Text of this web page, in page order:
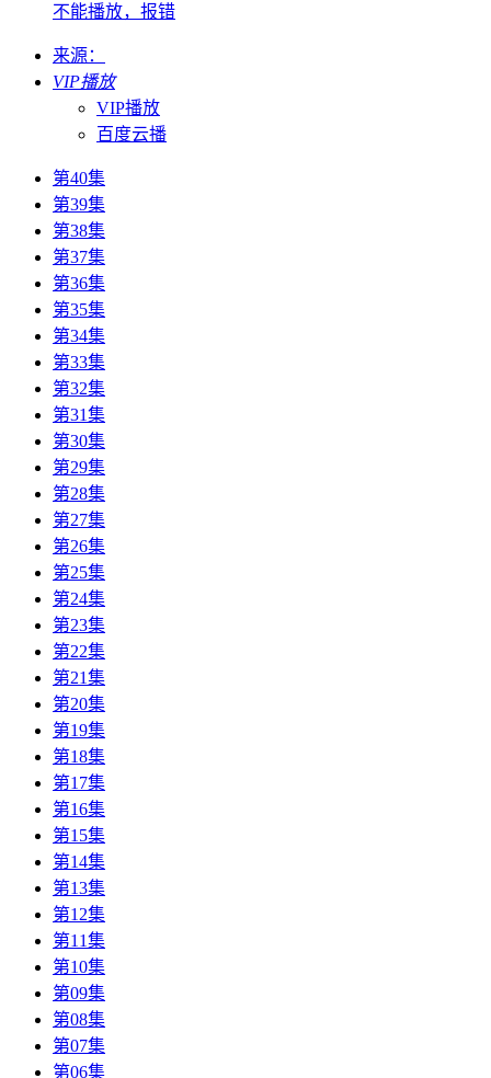
不能播放，报错
来源：
VIP播放
VIP播放
百度云播
第40集
第39集
第38集
第37集
第36集
第35集
第34集
第33集
第32集
第31集
第30集
第29集
第28集
第27集
第26集
第25集
第24集
第23集
第22集
第21集
第20集
第19集
第18集
第17集
第16集
第15集
第14集
第13集
第12集
第11集
第10集
第09集
第08集
第07集
第06集